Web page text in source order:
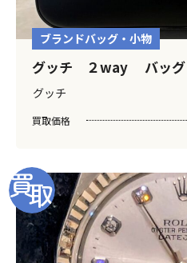
ブランドバッグ・小物
グッチ ２way バッグ
グッチ
買取価格